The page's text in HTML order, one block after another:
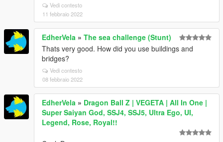
Vedi contesto
11 febbraio 2022
EdherVela » The sea challenge (Stunt)
Thats very good. How did you use buildings and
bridges?
Vedi contesto
08 febbraio 2022
EdherVela » Dragon Ball Z | VEGETA | All In One |
Super Saiyan God, SSJ4, SSJ5, Ultra Ego, UI,
Legend, Rose, Royal!!